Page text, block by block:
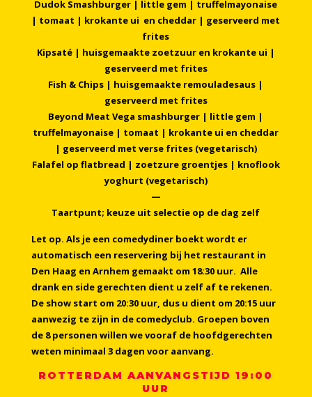
Dudok Smashburger | little gem | truffelmayonaise
| tomaat | krokante ui en cheddar | geserveerd met
frites
Kipsaté | huisgemaakte zoetzuur en krokante ui |
geserveerd met frites
Fish & Chips | huisgemaakte remouladesaus |
geserveerd met frites
Beyond Meat Vega smashburger | little gem |
truffelmayonaise | tomaat | krokante ui en cheddar
| geserveerd met verse frites (vegetarisch)
Falafel op flatbread | zoetzure groentjes | knoflook
yoghurt (vegetarisch)
—
Taartpunt; keuze uit selectie op de dag zelf
Let op. Als je een comedydiner boekt wordt er
automatisch een reservering bij het restaurant in
Den Haag en Arnhem gemaakt om 18:30 uur. Alle
drank en side gerechten dient u zelf af te rekenen.
De show start om 20:30 uur, dus u dient om 20:15 uur
aanwezig te zijn in de comedyclub. Groepen boven
de 8 personen willen we vooraf de hoofdgerechten
weten minimaal 3 dagen voor aanvang.
ROTTERDAM AANVANGSTIJD 19:00
UUR